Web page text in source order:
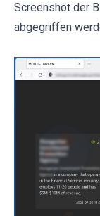
Screenshot der
abgegriffen